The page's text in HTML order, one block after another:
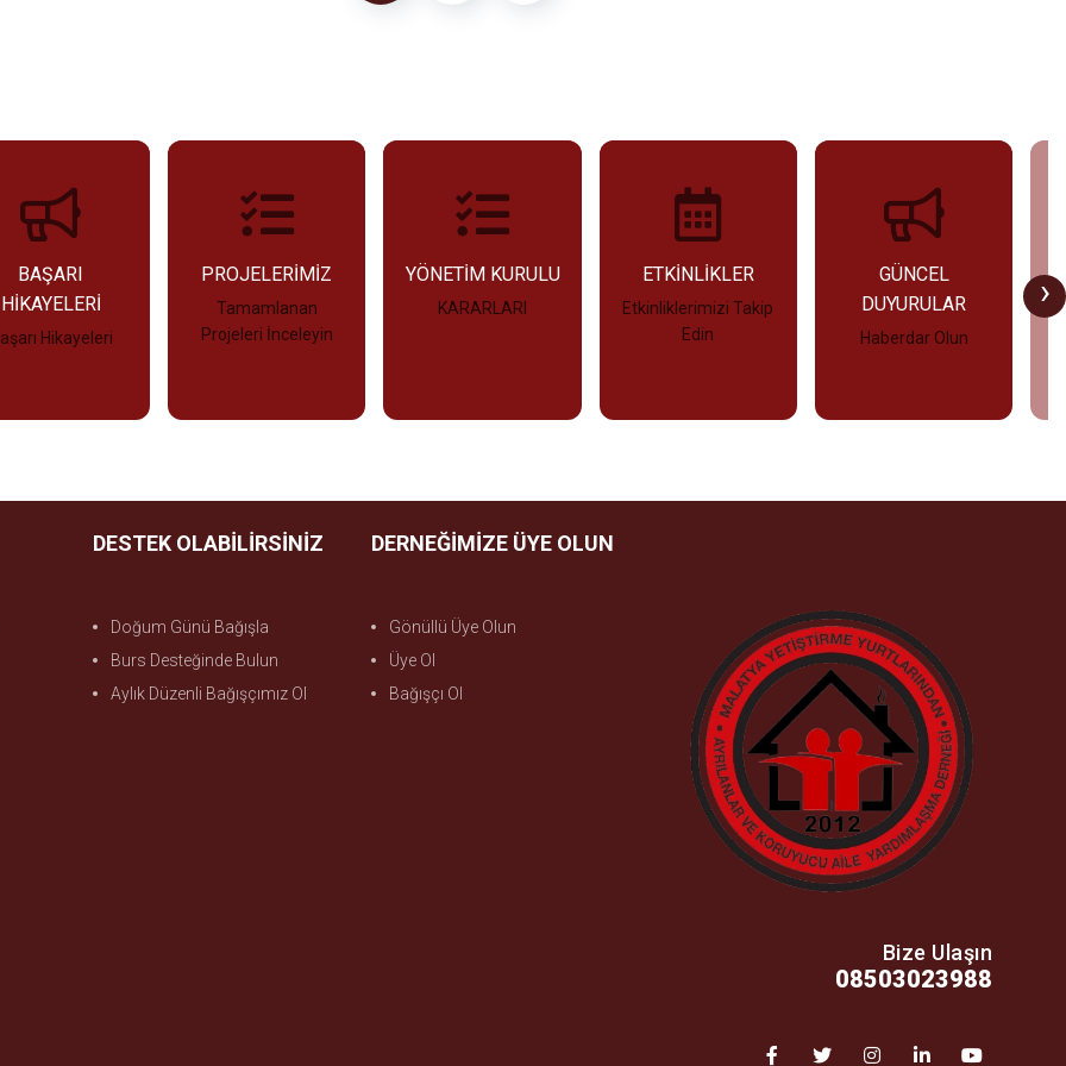
›
BAŞARI
HİKAYELERİ
Hikayeleri
PROJELERİMİZ
Tamamlanan
Projeleri İnceleyin
YÖNETİM KURULU
KARARLARI
ETKİNLİKLER
Etkinliklerimizi Takip
Edin
GÜNCEL
DUYURULAR
Haberdar Olun
DESTEK OLABİLİRSİNİZ
Doğum Günü Bağışla
Burs Desteğinde Bulun
Aylık Düzenli Bağışçımız Ol
DERNEĞİMİZE ÜYE OLUN
Gönüllü Üye Olun
Üye Ol
Bağışçı Ol
Bize Ulaşın
08503023988